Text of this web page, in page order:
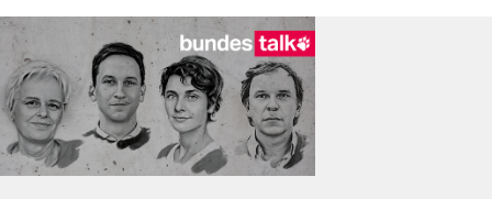
themen
politik
öko